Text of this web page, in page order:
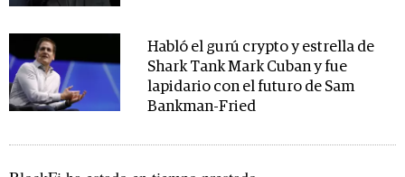
Habló el gurú crypto y estrella de
Shark Tank Mark Cuban y fue
lapidario con el futuro de Sam
Bankman-Fried